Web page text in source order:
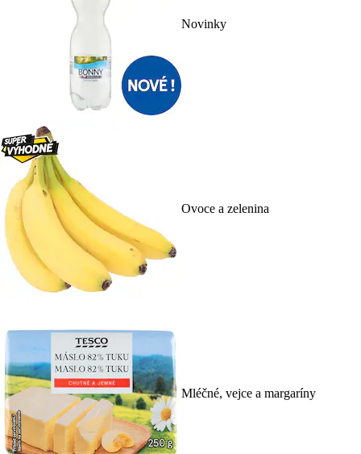
Novinky
Ovoce a zelenina
Mléčné, vejce a margaríny